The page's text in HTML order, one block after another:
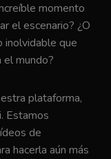
momento
el escenario? ¿O
inolvidable que
mundo?
plataforma,
Estamos
de
hacerla aún más